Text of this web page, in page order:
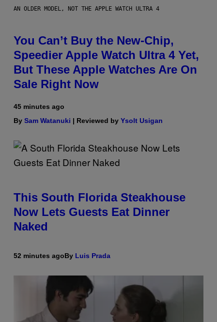
AN OLDER MODEL, NOT THE APPLE WATCH ULTRA 4
You Can’t Buy the New-Chip,
Speedier Apple Watch Ultra 4 Yet,
But These Apple Watches Are On
Sale Right Now
45 minutes ago
By Sam Watanuki | Reviewed by Ysolt Usigan
This South Florida Steakhouse
Now Lets Guests Eat Dinner
Naked
52 minutes agoBy Luis Prada